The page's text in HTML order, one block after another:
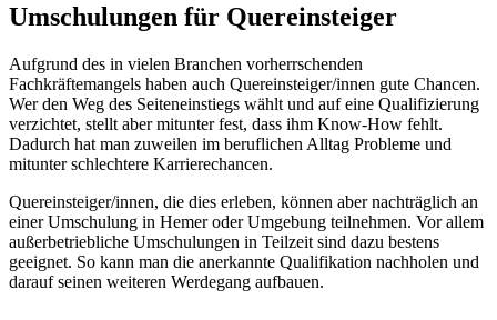
Umschulungen für Quereinsteiger
Aufgrund des in vielen Branchen vorherrschenden
Fachkräftemangels haben auch Quereinsteiger/innen gute Chancen.
Wer den Weg des Seiteneinstiegs wählt und auf eine Qualifizierung
verzichtet, stellt aber mitunter fest, dass ihm Know-How fehlt.
Dadurch hat man zuweilen im beruflichen Alltag Probleme und
mitunter schlechtere Karrierechancen.
Quereinsteiger/innen, die dies erleben, können aber nachträglich an
einer Umschulung in Hemer oder Umgebung teilnehmen. Vor allem
außerbetriebliche Umschulungen in Teilzeit sind dazu bestens
geeignet. So kann man die anerkannte Qualifikation nachholen und
darauf seinen weiteren Werdegang aufbauen.